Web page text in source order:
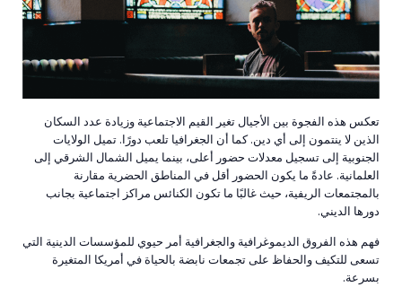
تعكس هذه الفجوة بين الأجيال تغير القيم الاجتماعية وزيادة عدد السكان
الذين لا ينتمون إلى أي دين. كما أن الجغرافيا تلعب دورًا. تميل الولايات
الجنوبية إلى تسجيل معدلات حضور أعلى، بينما يميل الشمال الشرقي إلى
العلمانية. عادةً ما يكون الحضور أقل في المناطق الحضرية مقارنة
بالمجتمعات الريفية، حيث غالبًا ما تكون الكنائس مراكز اجتماعية بجانب
دورها الديني.
فهم هذه الفروق الديموغرافية والجغرافية أمر حيوي للمؤسسات الدينية التي
تسعى للتكيف والحفاظ على تجمعات نابضة بالحياة في أمريكا المتغيرة
بسرعة.